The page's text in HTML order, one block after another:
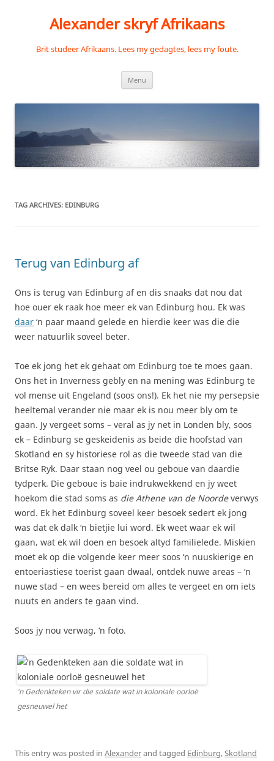
Alexander skryf Afrikaans
Brit studeer Afrikaans. Lees my gedagtes, lees my foute.
Menu
TAG ARCHIVES: EDINBURG
Terug van Edinburg af
Ons is terug van Edinburg af en dis snaaks dat nou dat
hoe ouer ek raak hoe meer ek van Edinburg hou. Ek was
daar ‘n paar maand gelede en hierdie keer was die die
weer natuurlik soveel beter.
Toe ek jong het ek gehaat om Edinburg toe te moes gaan.
Ons het in Inverness gebly en na mening was Edinburg te
vol mense uit Engeland (soos ons!). Ek het nie my persepsie
heeltemal verander nie maar ek is nou meer bly om te
gaan. Jy vergeet soms – veral as jy net in Londen bly, soos
ek – Edinburg se geskeidenis as beide die hoofstad van
Skotland en sy historiese rol as die tweede stad van die
Britse Ryk. Daar staan nog veel ou geboue van daardie
tydperk. Die geboue is baie indrukwekkend en jy weet
hoekom die stad soms as die Athene van de Noordeverwys
word. Ek het Edinburg soveel keer besoek sedert ek jong
was dat ek dalk ‘n bietjie lui word. Ek weet waar ek wil
gaan, wat ek wil doen en besoek altyd familielede. Miskien
moet ek op die volgende keer meer soos ‘n nuuskierige en
entoeriastiese toerist gaan dwaal, ontdek nuwe areas – ‘n
nuwe stad – en wees bereid om alles te vergeet en om iets
nuuts en anders te gaan vind.
Soos jy nou verwag, ‘n foto.
'n Gedenkteken vir die soldate wat in koloniale oorloë
gesneuwel het
This entry was posted in Alexanderand tagged Edinburg,Skotland